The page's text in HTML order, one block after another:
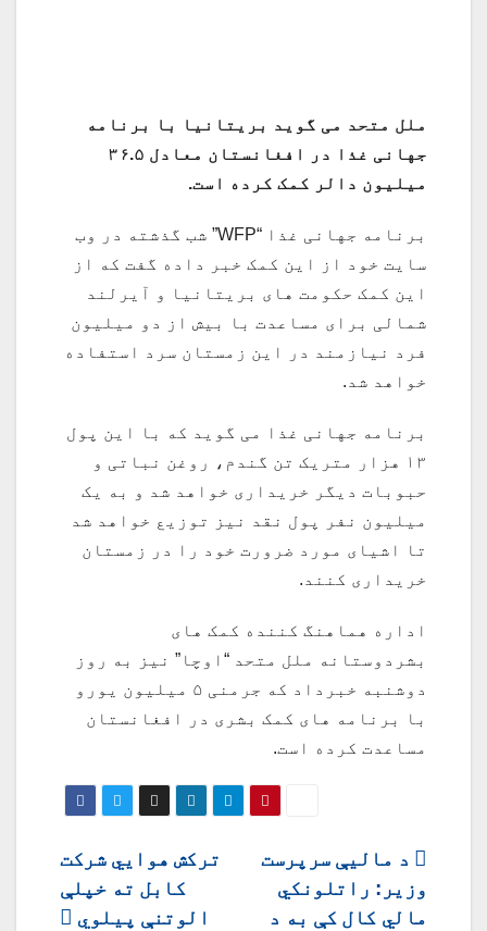
ملل متحد می گوید بریتانیا با برنامه
جهانی غذا در افغانستان معادل ۳۶.۵
میلیون دالر کمک کرده است.
برنامه جهانی غذا “WFP” شب گذشته در وب
سایت خود از این کمک خبر داده گفت که از
این کمک حکومت های بریتانیا و آیرلند
شمالی برای مساعدت با بیش از دو میلیون
فرد نیازمند در این زمستان سرد استفاده
خواهد شد.
برنامه جهانی غذا می گوید که با این پول
۱۳ هزار متریک تن گندم، روغن نباتی و
حبوبات دیگر خریداری خواهد شد و به یک
میلیون نفر پول نقد نیز توزیع خواهد شد
تا اشیای مورد ضرورت خود را در زمستان
خریداری کنند.
اداره هماهنگ کننده کمک های
بشردوستانه ملل متحد “اوچا” نیز به روز
دوشنبه خبرداد که جرمنی ۵ میلیون یورو
با برنامه های کمک بشری در افغانستان
مساعدت کرده است.
ليکنه
چليدنه
ترکش هوايي شرکت
کابل ته خپلې
الوتنې پيلوي
د مالیې سرپرست
وزیر: راتلونکي
مالي کال کې به د